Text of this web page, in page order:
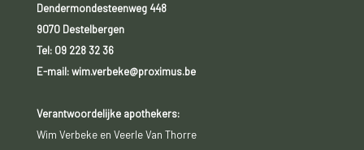
Dendermondesteenweg 448
9070 Destelbergen
Tel: 09 228 32 36
E-mail: wim.verbeke@proximus.be
Verantwoordelijke apothekers:
Wim Verbeke en Veerle Van Thorre